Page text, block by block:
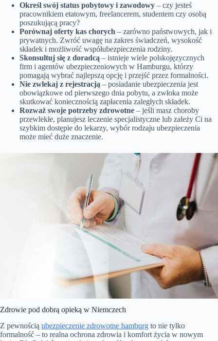
Określ swój status pobytowy i zawodowy – czy jesteś
pracownikiem etatowym, freelancerem, studentem czy osobą
poszukującą pracy?
Porównaj oferty kas chorych – zarówno państwowych, jak i
prywatnych. Zwróć uwagę na zakres świadczeń, wysokość
składek i możliwość współubezpieczenia rodziny.
Skonsultuj się z doradcą – istnieje wiele polskojęzycznych
firm i agentów ubezpieczeniowych w Hamburgu, którzy
pomagają wybrać najlepszą opcję i przejść przez formalności.
Nie zwlekaj z rejestracją – posiadanie ubezpieczenia jest
obowiązkowe od pierwszego dnia pobytu, a zwłoka może
skutkować koniecznością zapłacenia zaległych składek.
Rozważ swoje potrzeby zdrowotne – jeśli masz choroby
przewlekłe, planujesz leczenie specjalistyczne lub zależy Ci na
szybkim dostępie do lekarzy, wybór rodzaju ubezpieczenia
może mieć duże znaczenie.
Zdrowie pod dobrą opieką w Niemczech
Z pewnością ubezpieczenie zdrowotne hamburg to nie tylko
formalność – to realna ochrona zdrowia i komfort życia w nowym